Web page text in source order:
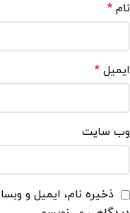
نام *
ایمیل *
وب‌ سایت
ذخیره نام، ایمیل و